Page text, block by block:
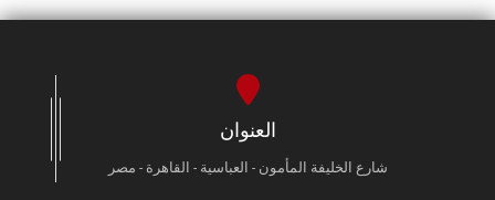
العنوان
شارع الخليفة المأمون - العباسية - القاهرة - مصر